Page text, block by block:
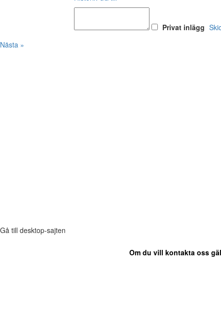
Privat inlägg
Nästa »
Gå till desktop-sajten
Om du vill kontakta oss